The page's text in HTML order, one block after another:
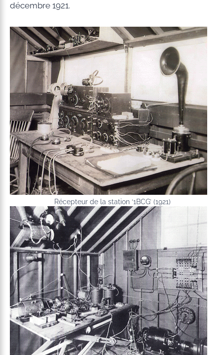
décembre 1921.
Récepteur de la station ‘1BCG’ (1921)